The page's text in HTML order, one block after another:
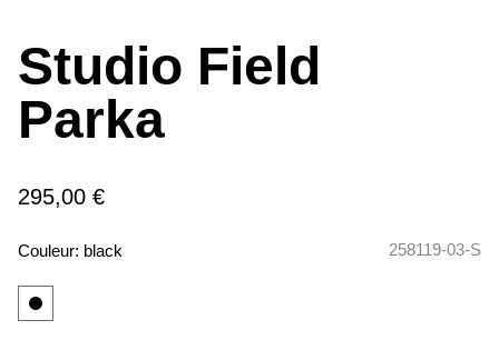
Studio Field
Parka
295,00 €
Couleur: black 258119-03-S